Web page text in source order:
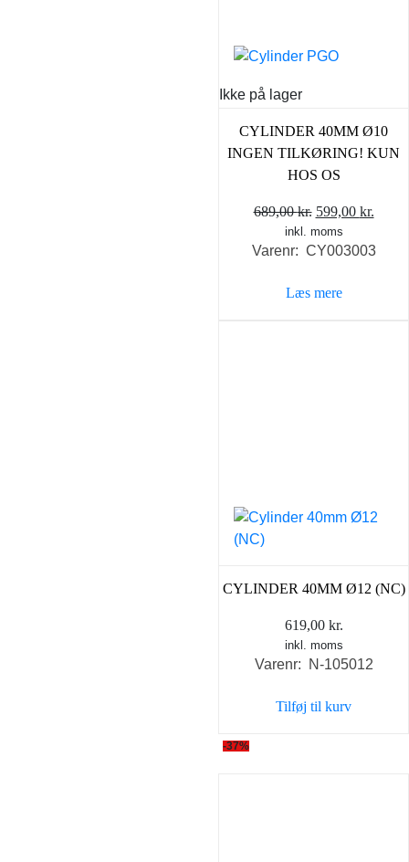
Ikke på lager
CYLINDER 40MM Ø10
INGEN TILKØRING! KUN
HOS OS
689,00kr. Den
oprindelige
pris
689,00 kr..
599,00 kr.
pris
inkl. moms
Varenr: CY003003
Læs mere
CYLINDER 40MM Ø12 (NC)
619,00 kr.
inkl. moms
Varenr: N-105012
Tilføj til kurv
-37%